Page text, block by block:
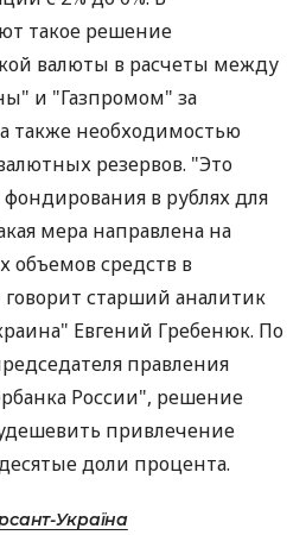
такое решение
валюты в расчеты между
и "Газпромом" за
также необходимостью
резервов. "Это
в рублях для
мера направлена на
объемов средств в
старший аналитик
Евгений Гребенюк. По
правления
России", решение
привлечение
доли процента.
Україна